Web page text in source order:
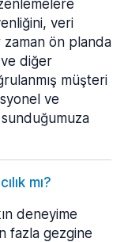
veri
zaman ön planda
diğer
müşteri
ve
mı?
deneyime
fazla gezgine